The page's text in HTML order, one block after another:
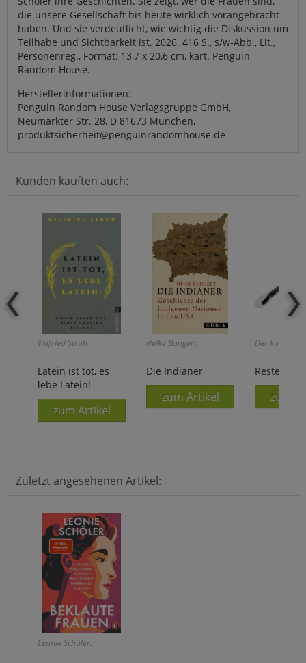
die unsere Gesellschaft bis heute wirklich vorangebracht
haben. Und sie verdeutlicht, wie wichtig die Diskussion um
Teilhabe und Sichtbarkeit ist. 2026. 416 S., s/w-Abb., Lit.,
Personenreg., Format: 13,7 x 20,6 cm, kart. Penguin
Random House.
Herstellerinformationen:
Penguin Random House Verlagsgruppe GmbH,
Neumarkter Str. 28, D 81673 München,
produktsicherheit@penguinrandomhouse.de
Kunden kauften auch:
Wilfried Stroh:
Latein ist tot, es
lebe Latein!
zum Artikel
Heike Bungert:
Die Indianer
zum Artikel
Der kommt
Restelöffel
zum
Zuletzt angesehenen Artikel:
Leonie Schöler: